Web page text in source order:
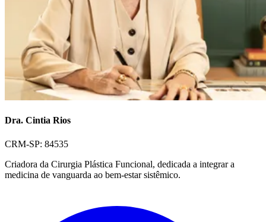
Dra. Cintia Rios
CRM-SP: 84535
Criadora da Cirurgia Plástica Funcional, dedicada a integrar a
medicina de vanguarda ao bem-estar sistêmico.